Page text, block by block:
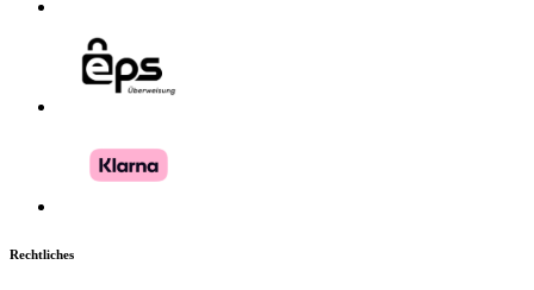
Rechtliches